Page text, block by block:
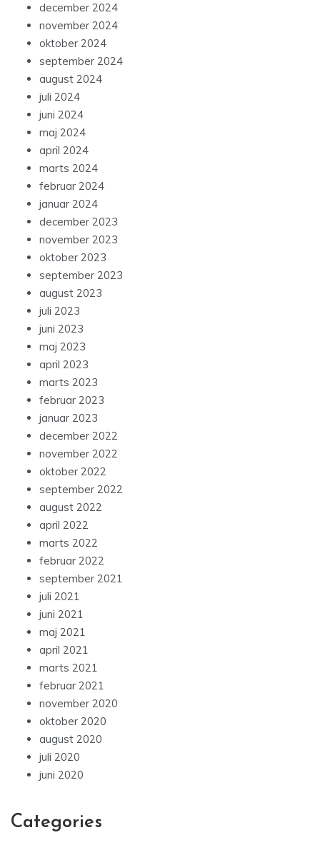
december 2024
november 2024
oktober 2024
september 2024
august 2024
juli 2024
juni 2024
maj 2024
april 2024
marts 2024
februar 2024
januar 2024
december 2023
november 2023
oktober 2023
september 2023
august 2023
juli 2023
juni 2023
maj 2023
april 2023
marts 2023
februar 2023
januar 2023
december 2022
november 2022
oktober 2022
september 2022
august 2022
april 2022
marts 2022
februar 2022
september 2021
juli 2021
juni 2021
maj 2021
april 2021
marts 2021
februar 2021
november 2020
oktober 2020
august 2020
juli 2020
juni 2020
Categories